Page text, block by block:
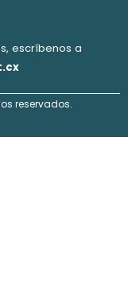
escríbenos a
reservados.